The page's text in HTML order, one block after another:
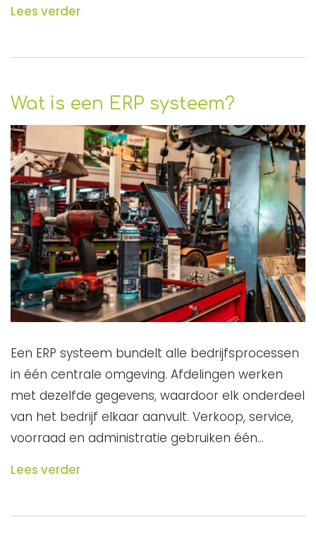
Lees verder
Wat is een ERP systeem?
Een ERP systeem bundelt alle bedrijfsprocessen
in één centrale omgeving. Afdelingen werken
met dezelfde gegevens, waardoor elk onderdeel
van het bedrijf elkaar aanvult. Verkoop, service,
voorraad en administratie gebruiken één…
Lees verder